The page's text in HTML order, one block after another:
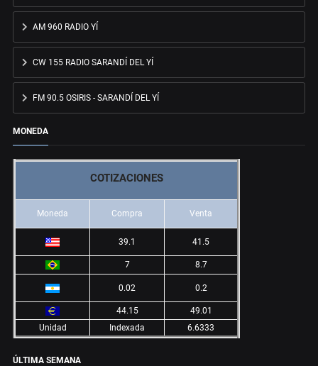
AM 960 RADIO YÍ
CW 155 RADIO SARANDÍ DEL YÍ
FM 90.5 OSIRIS - SARANDÍ DEL YÍ
MONEDA
COTIZACIONES
Moneda Compra Venta
39.1 41.5
7 8.7
0.02 0.2
44.15
49.01
Unidad
Indexada 6.6333
ÚLTIMA SEMANA